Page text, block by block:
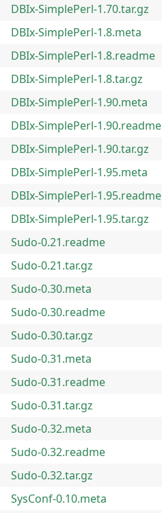
DBIx-SimplePerl-1.70.tar.gz
DBIx-SimplePerl-1.8.meta
DBIx-SimplePerl-1.8.readme
DBIx-SimplePerl-1.8.tar.gz
DBIx-SimplePerl-1.90.meta
DBIx-SimplePerl-1.90.readme
DBIx-SimplePerl-1.90.tar.gz
DBIx-SimplePerl-1.95.meta
DBIx-SimplePerl-1.95.readme
DBIx-SimplePerl-1.95.tar.gz
Sudo-0.21.readme
Sudo-0.21.tar.gz
Sudo-0.30.meta
Sudo-0.30.readme
Sudo-0.30.tar.gz
Sudo-0.31.meta
Sudo-0.31.readme
Sudo-0.31.tar.gz
Sudo-0.32.meta
Sudo-0.32.readme
Sudo-0.32.tar.gz
SysConf-0.10.meta